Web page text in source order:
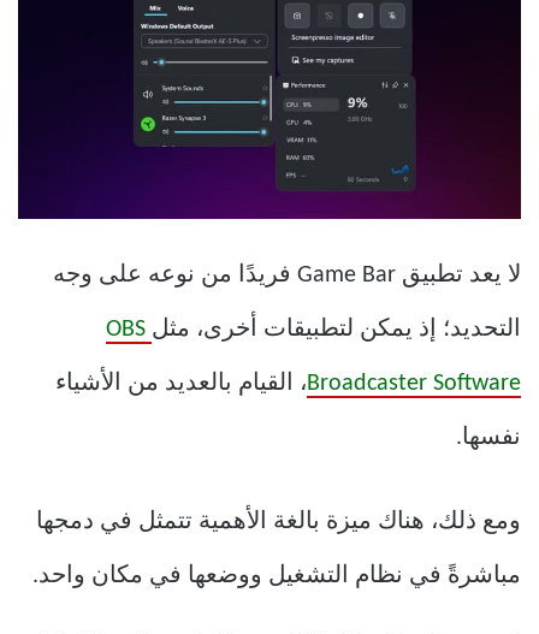
لا يعد تطبيق Game Bar فريدًا من نوعه على وجه
التحديد؛ إذ يمكن لتطبيقات أخرى، مثل OBS
Broadcaster Software، القيام بالعديد من الأشياء
نفسها.
ومع ذلك، هناك ميزة بالغة الأهمية تتمثل في دمجها
مباشرةً في نظام التشغيل ووضعها في مكان واحد.